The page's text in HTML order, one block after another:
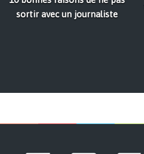
sortir avec un journaliste